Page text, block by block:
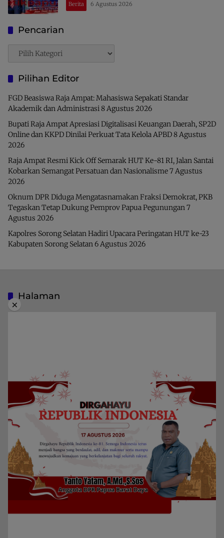
Berita 6 Agustus 2026
Pencarian
Pencarian
Pilihan Editor
FGD Beasiswa Raja Ampat: Mahasiswa Sepakati Standar
Akademik dan Administrasi8 Agustus 2026
Bupati Raja Ampat Apresiasi Digitalisasi Keuangan Daerah, SP2D
Online dan KKPD Dinilai Perkuat Tata Kelola APBD8 Agustus
2026
Raja Ampat Resmi Kick Off Semarak HUT Ke-81 RI, Jalan Santai
Kobarkan Semangat Persatuan dan Nasionalisme7 Agustus
2026
Oknum DPR Diduga Mengatasnamakan Fraksi Demokrat, PKB
Tegaskan Tetap Dukung Pemprov Papua Pegunungan7
Agustus 2026
Kapolres Sorong Selatan Hadiri Upacara Peringatan HUT ke-23
Kabupaten Sorong Selatan6 Agustus 2026
Halaman
Kategori
Berita
Home
Papua Barat Daya
×